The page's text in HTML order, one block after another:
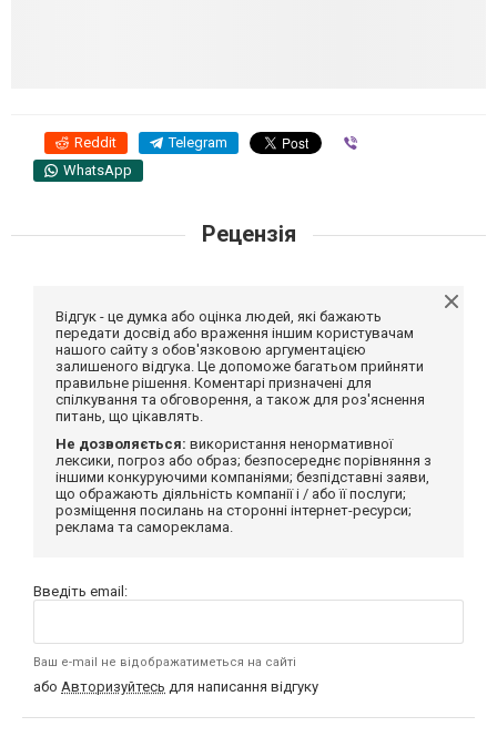
Reddit Telegram
WhatsApp
Рецензія
Відгук - це думка або оцінка людей, які бажають
передати досвід або враження іншим користувачам
нашого сайту з обов'язковою аргументацією
залишеного відгука. Це допоможе багатьом прийняти
правильне рішення. Коментарі призначені для
спілкування та обговорення, а також для роз'яснення
питань, що цікавлять.
Не дозволяється: використання ненормативної
лексики, погроз або образ; безпосереднє порівняння з
іншими конкуруючими компаніями; безпідставні заяви,
що ображають діяльність компанії і / або її послуги;
розміщення посилань на сторонні інтернет-ресурси;
реклама та самореклама.
Введіть email:
Ваш e-mail не відображатиметься на сайті
або Авторизуйтесь для написання відгуку